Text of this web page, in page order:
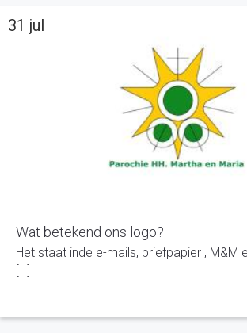
Wat betekend ons logo?
Het staat inde e-mails, briefpapier , M&M
[…]
31 jul